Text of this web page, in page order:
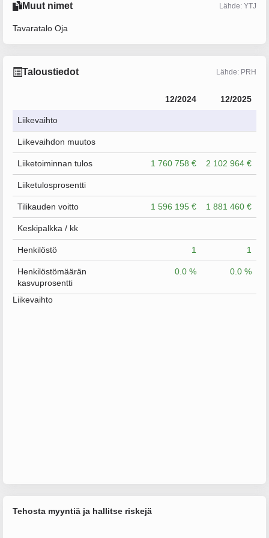
Muut nimet Lähde: YTJ
Tavaratalo Oja
Taloustiedot Lähde: PRH
12/2024 12/2025
Liikevaihto
Liikevaihdon muutos
Liiketoiminnan tulos 1 760 758 € 2 102 964 €
Liiketulosprosentti
Tilikauden voitto 1 596 195 € 1 881 460 €
Keskipalkka / kk
Henkilöstö 1 1
Henkilöstömäärän
kasvuprosentti
0.0 % 0.0 %
Liikevaihto
Tehosta myyntiä ja hallitse riskejä